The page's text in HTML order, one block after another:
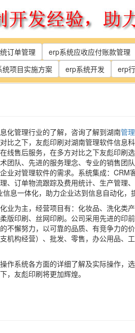
订单管理 erp系统应收应付账款管理
统项目实施方案 erp系统开发 erp
化管理行业的了解，咨询了解到湖南管
之下，友彪印刷对湖南管理软件信息
售后服务，在多方对比之下友彪印刷
队、先进的服务理念、专业的销售团
对管理软件的需求。系统集成：CRM
订单物流跟踪及费用统计、生产管理
息一体化，助力企业达到信息自动化，
为主，经营项目有：化妆品、洗化类
印刷、丝网印刷。公司采用先进的印
懈努力，以可靠的品质、有竞争力的
构经营）、批发、零售，办公用品、
系统各方面的详细了解及实际操作，
友彪印刷将更加辉煌。